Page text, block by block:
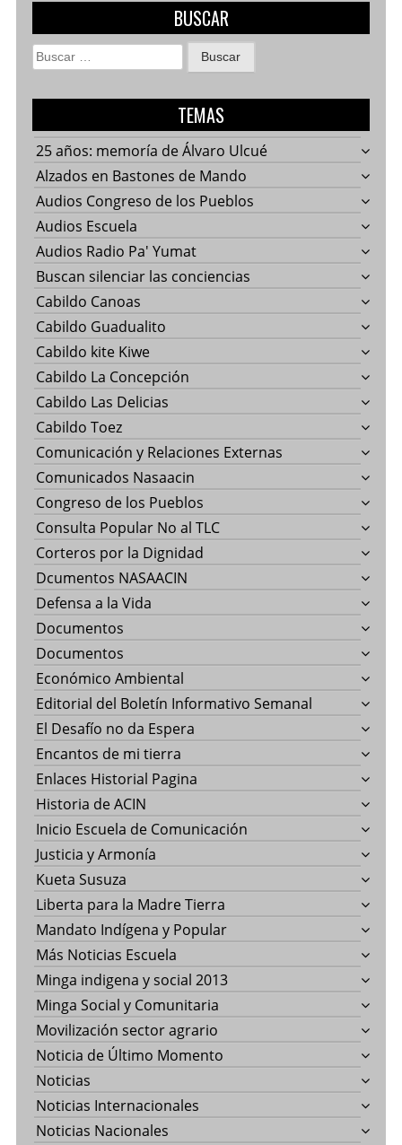
BUSCAR
Buscar:
TEMAS
25 años: memoría de Álvaro Ulcué
Alzados en Bastones de Mando
Audios Congreso de los Pueblos
Audios Escuela
Audios Radio Pa' Yumat
Buscan silenciar las conciencias
Cabildo Canoas
Cabildo Guadualito
Cabildo kite Kiwe
Cabildo La Concepción
Cabildo Las Delicias
Cabildo Toez
Comunicación y Relaciones Externas
Comunicados Nasaacin
Congreso de los Pueblos
Consulta Popular No al TLC
Corteros por la Dignidad
Dcumentos NASAACIN
Defensa a la Vida
Documentos
Documentos
Económico Ambiental
Editorial del Boletín Informativo Semanal
El Desafío no da Espera
Encantos de mi tierra
Enlaces Historial Pagina
Historia de ACIN
Inicio Escuela de Comunicación
Justicia y Armonía
Kueta Susuza
Liberta para la Madre Tierra
Mandato Indígena y Popular
Más Noticias Escuela
Minga indigena y social 2013
Minga Social y Comunitaria
Movilización sector agrario
Noticia de Último Momento
Noticias
Noticias Internacionales
Noticias Nacionales